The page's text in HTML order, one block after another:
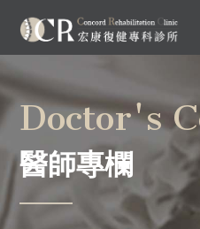
Doctor's
醫師專欄